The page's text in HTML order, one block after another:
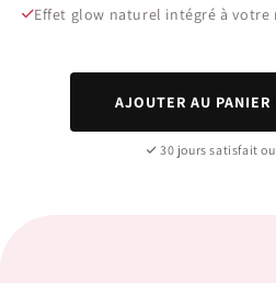
Effet glow naturel intégré à
AJOUTER AU
30 jours satisfait